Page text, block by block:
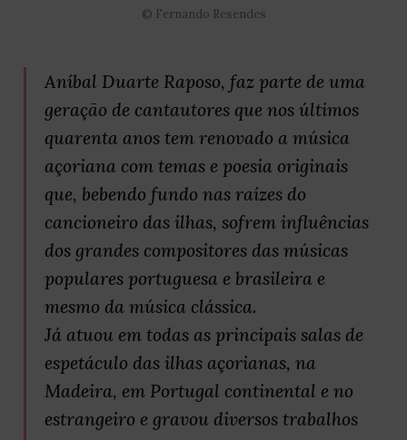
© Fernando Resendes
Aníbal Duarte Raposo, faz parte de uma
geração de cantautores que nos últimos
quarenta anos tem renovado a música
açoriana com temas e poesia originais
que, bebendo fundo nas raízes do
cancioneiro das ilhas, sofrem influências
dos grandes compositores das músicas
populares portuguesa e brasileira e
mesmo da música clássica.
Já atuou em todas as principais salas de
espetáculo das ilhas açorianas, na
Madeira, em Portugal continental e no
estrangeiro e gravou diversos trabalhos